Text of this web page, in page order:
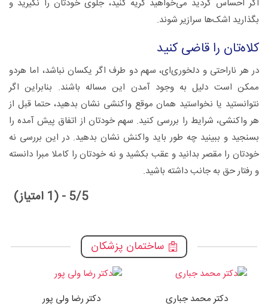
اگر احساس کردید می‌خواهید گریه کنید، جلوی خودتان را نگیرید و
بگذارید اشک‌ها سرازیر شوند.
کلاه‌تان را قاضی کنید
در هر ناراحتی و دلخوری‌ای، سهم دو طرف اگر یکسان نباشد، اما هردو
ممکن است دلیل به وجود آمدن این مساله باشند. بنابراین اگر
نتوانستید یا نخواستید همان موقع واکنشی نشان بدهید، حتما قبل از
هر واکنشی، شرایط را بررسی کنید. سهم خودتان از اتفاق پیش آمده را
بسنجید و ببینید چه طور باید واکنش نشان بدهید. در این بررسی نه
خودتان را مقصر بدانید و عقب بکشید و نه خودتان را کاملا مبرا دانسته
و رفتار حق به جانب داشته باشید.
5/5 - (1 امتیاز)
ساختمان پزشکان
دکتر محمد جباری دکتر رضا ولی پور